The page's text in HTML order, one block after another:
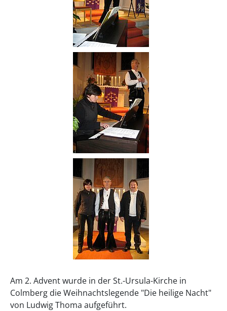
Am 2. Advent wurde in der St.-Ursula-Kirche in
Colmberg die Weihnachtslegende "Die heilige Nacht"
von Ludwig Thoma aufgeführt.